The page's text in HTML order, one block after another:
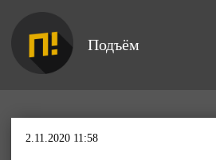
Подъём
2.11.2020 11:58